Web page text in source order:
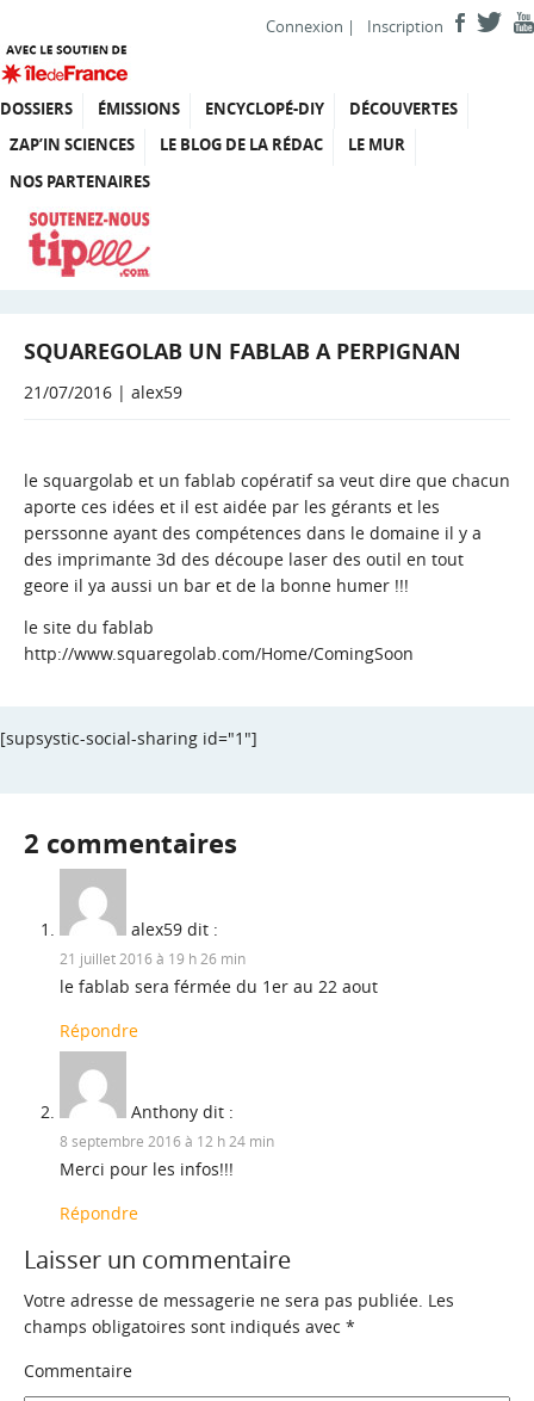
Connexion | Inscription
DOSSIERS ÉMISSIONS ENCYCLOPÉ-DIY
DÉCOUVERTES
ZAP’IN SCIENCES
LE BLOG DE LA RÉDAC
LE MUR
NOS PARTENAIRES
SQUAREGOLAB UN FABLAB A PERPIGNAN
21/07/2016 | alex59
le squargolab et un fablab copératif sa veut dire que chacun
aporte ces idées et il est aidée par les gérants et les
perssonne ayant des compétences dans le domaine il y a
des imprimante 3d des découpe laser des outil en tout
geore il ya aussi un bar et de la bonne humer !!!
le site du fablab
http://www.squaregolab.com/Home/ComingSoon
[supsystic-social-sharing id="1"]
2 commentaires
alex59 dit :
21 juillet 2016 à 19 h 26 min
le fablab sera férmée du 1er au 22 aout
Répondre
Anthony dit :
8 septembre 2016 à 12 h 24 min
Merci pour les infos!!!
Répondre
Laisser un commentaire
Votre adresse de messagerie ne sera pas publiée. Les
champs obligatoires sont indiqués avec *
Commentaire